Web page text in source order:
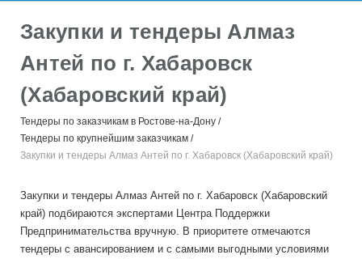
Закупки и тендеры Алмаз
Антей по г. Хабаровск
(Хабаровский край)
Тендеры по заказчикам в Ростове-на-Дону
Тендеры по крупнейшим заказчикам
Закупки и тендеры Алмаз Антей по г. Хабаровск (Хабаровский край)
Закупки и тендеры Алмаз Антей по г. Хабаровск (Хабаровский
край) подбираются экспертами Центра Поддержки
Предпринимательства вручную. В приоритете отмечаются
тендеры с авансированием и с самыми выгодными условиями